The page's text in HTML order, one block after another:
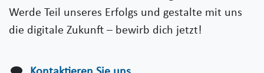
Werde Teil unseres Erfolgs und gestalte mit uns
die digitale Zukunft – bewirb dich jetzt!